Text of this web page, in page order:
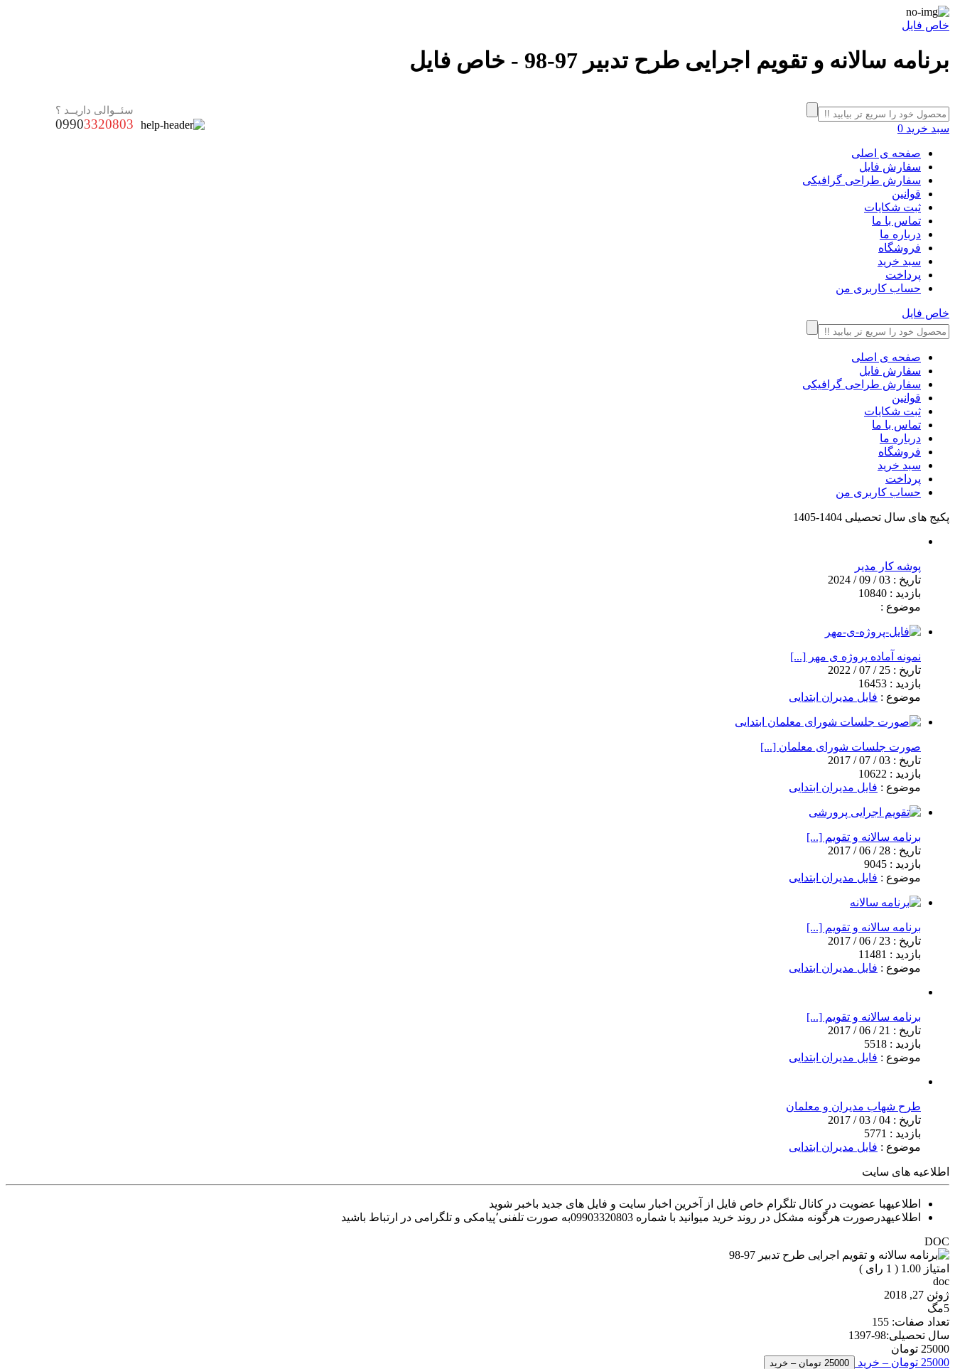
خاص فایل
برنامه سالانه و تقویم اجرایی طرح تدبیر 97-98 - خاص فایل
سئــوالی داریــد ؟
09903320803 سبد خرید 0
صفحه ی اصلی
سفارش فایل
سفارش طراحی گرافیکی
قوانین
ثبت شکایات
تماس با ما
درباره ما
فروشگاه
سبد خرید
پرداخت
حساب کاربری من
خاص فایل
صفحه ی اصلی
سفارش فایل
سفارش طراحی گرافیکی
قوانین
ثبت شکایات
تماس با ما
درباره ما
فروشگاه
سبد خرید
پرداخت
حساب کاربری من
پکیج های سال تحصیلی 1404-1405
پوشه کار مدیر
تاریخ : 03 / 09 / 2024
بازدید : 10840
موضوع :
نمونه آماده پروژه ی مهر [...]
تاریخ : 25 / 07 / 2022
بازدید : 16453
موضوع : فایل مدیران ابتدایی
صورت جلسات شورای معلمان [...]
تاریخ : 03 / 07 / 2017
بازدید : 10622
موضوع : فایل مدیران ابتدایی
برنامه سالانه و تقویم [...]
تاریخ : 28 / 06 / 2017
بازدید : 9045
موضوع : فایل مدیران ابتدایی
برنامه سالانه و تقویم [...]
تاریخ : 23 / 06 / 2017
بازدید : 11481
موضوع : فایل مدیران ابتدایی
برنامه سالانه و تقویم [...]
تاریخ : 21 / 06 / 2017
بازدید : 5518
موضوع : فایل مدیران ابتدایی
طرح شهاب مدیران و معلمان
تاریخ : 04 / 03 / 2017
بازدید : 5771
موضوع : فایل مدیران ابتدایی
اطلاعیه های سایت
اطلاعیهبا عضویت در کانال تلگرام خاص فایل از آخرین اخبار سایت و فایل های جدید باخبر شوید
اطلاعیهدرصورت هرگونه مشکل در روند خرید میوانید با شماره 09903320803به صورت تلفنی٬پیامکی و تلگرامی در ارتباط باشید
DOC
امتیاز 1.00 ( 1 رای )
doc
ژوئن 27, 2018
5مگ
تعداد صفات: 155
سال تحصیلی:98-1397
25000 تومان
25000 تومان – خرید